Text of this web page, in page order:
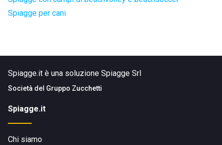
Spiagge per cani
Spiagge.it è una soluzione Spiagge Srl
Società del Gruppo Zucchetti
Spiagge.it
Chi siamo